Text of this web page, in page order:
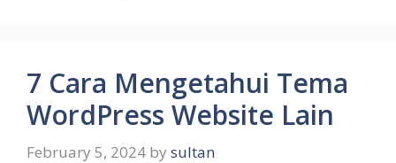
7 Cara Mengetahui Tema
WordPress Website Lain
February 5, 2024 by sultan